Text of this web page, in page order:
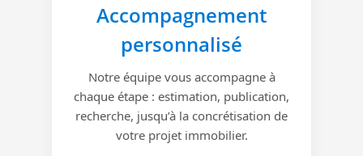
Accompagnement
personnalisé
Notre équipe vous accompagne à
chaque étape : estimation, publication,
recherche, jusqu’à la concrétisation de
votre projet immobilier.